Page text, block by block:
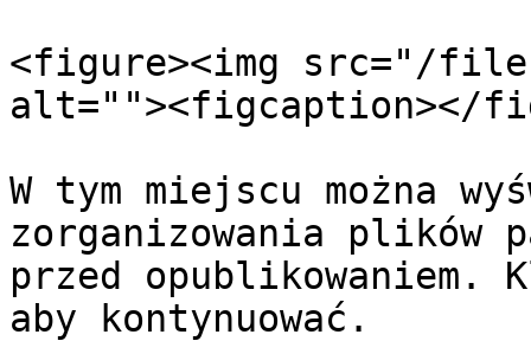
<figure><img src="/
alt=""><figcaption></
W tym miejscu można
zorganizowania plików
przed
aby kontynuować.